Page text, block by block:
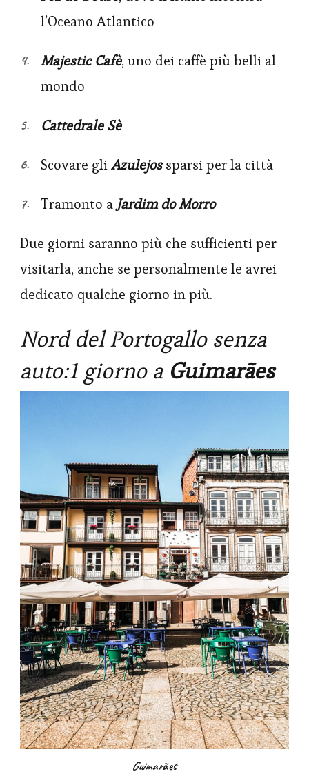
l’Oceano Atlantico
Majestic Cafè, uno dei caffè più belli al
mondo
Cattedrale Sè
Scovare gliAzulejossparsi per la città
Tramonto aJardim do Morro
Due giorni saranno più che sufficienti per
visitarla, anche se personalmente le avrei
dedicato qualche giorno in più.
Nord del Portogallo senza
auto:1 giorno a Guimarães
Guimarães